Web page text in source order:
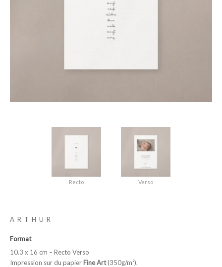
Recto Verso
ARTHUR
Format
10.3 x 16 cm – Recto Verso
Impression sur du papier Fine Art(350g/m²).